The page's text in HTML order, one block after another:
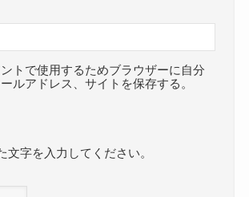
トで使用するためブラウザーに自分
ルアドレス、サイトを保存する。
文字を入力してください。